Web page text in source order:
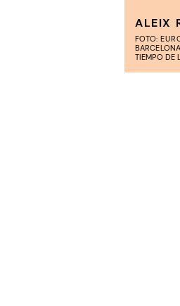
ALEIX
FOTO:
TIEMPO DE